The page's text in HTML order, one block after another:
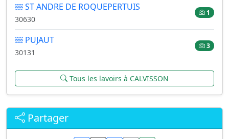
ST ANDRE DE ROQUEPERTUIS
30630
1
PUJAUT
30131
3
Tous les lavoirs à CALVISSON
Partager